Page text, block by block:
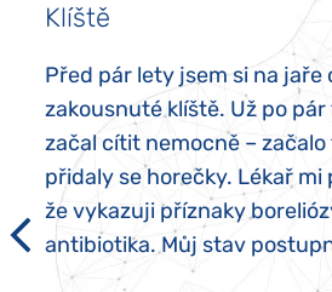
Klíště
Před pár lety jsem si na jaře
zakousnuté klíště. Už po
začal cítit nemocně – začalo
přidaly se horečky. Lékař mi
že vykazuji příznaky
antibiotika. Můj stav